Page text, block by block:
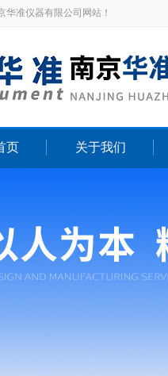
华准仪器有限公司网站！
页 关于我们